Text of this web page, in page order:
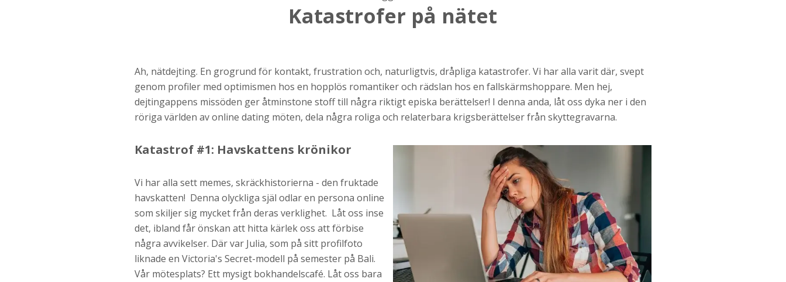
Genom att registrera godkänner jagVillkorenoch
Sekretesspolicyn
. Jag godkänner att ta emot
information och reklam via e-post från hemsidans
operatörer. Jag kan dra tillbaka godkännande när jag
Katastrofer på nätet
Ah, nätdejting. En grogrund för kontakt, frustration och, naturligtvis, dråpliga katastrofer. Vi har alla varit där, svept
genom profiler med optimismen hos en hopplös romantiker och rädslan hos en fallskärmshoppare. Men hej,
dejtingappens missöden ger åtminstone stoff till några riktigt episka berättelser! I denna anda, låt oss dyka ner i den
röriga världen av online dating möten, dela några roliga och relaterbara krigsberättelser från skyttegravarna.
Katastrof #1: Havskattens krönikor
Vi har alla sett memes, skräckhistorierna - den fruktade
havskatten! Denna olyckliga själ odlar en persona online
som skiljer sig mycket från deras verklighet. Låt oss inse
det, ibland får önskan att hitta kärlek oss att förbise
några avvikelser. Där var Julia, som på sitt profilfoto
liknade en Victoria's Secret-modell på semester på Bali.
Vår mötesplats? Ett mysigt bokhandelscafé. Låt oss bara